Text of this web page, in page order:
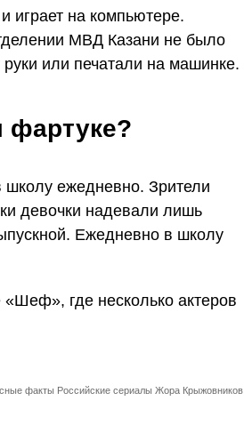
играет на компьютере.
МВД Казани не было
или печатали на машинке.
фартуке?
ежедневно. Зрители
девочки надевали лишь
Ежедневно в школу
где несколько актеров
факты Российские сериалы Жора Крыжовников